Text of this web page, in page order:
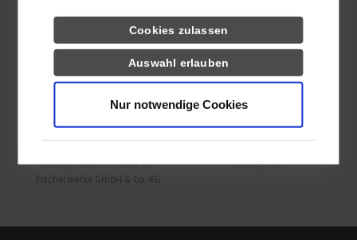
Cookies zulassen
Auswahl erlauben
Nur notwendige Cookies
Management am Stand der
Fischerwerke GmbH & Co. KG
Management